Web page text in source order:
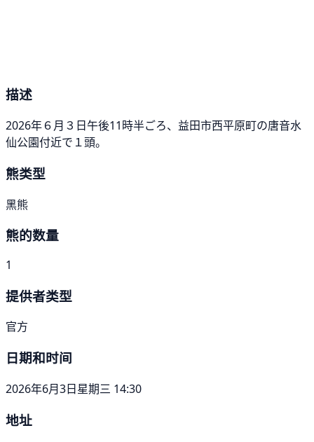
描述
2026年６月３日午後11時半ごろ、益田市西平原町の唐音水
仙公園付近で１頭。
熊类型
黑熊
熊的数量
1
提供者类型
官方
日期和时间
2026年6月3日星期三 14:30
地址